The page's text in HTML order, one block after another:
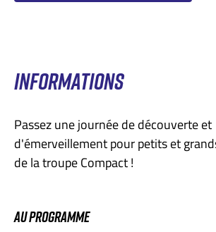
INFORMATIONS
Passez une journée de découverte et
d'émerveillement pour petits et
de la troupe Compact !
AU PROGRAMME